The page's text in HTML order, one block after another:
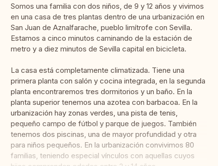
Somos una familia con dos niños, de 9 y 12 años y vivimos
en una casa de tres plantas dentro de una urbanización en
San Juan de Aznalfarache, pueblo limítrofe con Sevilla.
Estamos a cinco minutos caminando de la estación de
metro y a diez minutos de Sevilla capital en bicicleta.
La casa está completamente climatizada. Tiene una
primera planta con salón y cocina integrada, en la segunda
planta encontraremos tres dormitorios y un baño. En la
planta superior tenemos una azotea con barbacoa. En la
urbanización hay zonas verdes, una pista de tenis,
pequeño campo de fútbol y parque de juegos. También
tenemos dos piscinas, una de mayor profundidad y otra
para niños pequeños. En la urbanización convivimos 80
familias, teniendo especial vínculos con aquellas cuyos